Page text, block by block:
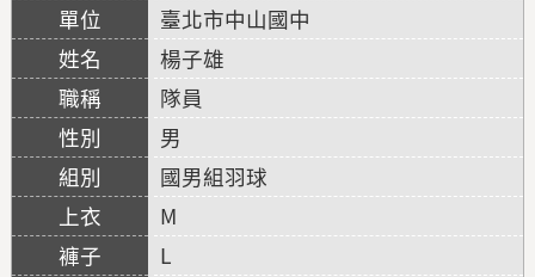
臺北市中山國中
楊子雄
隊員
男
國男組羽球
M
L